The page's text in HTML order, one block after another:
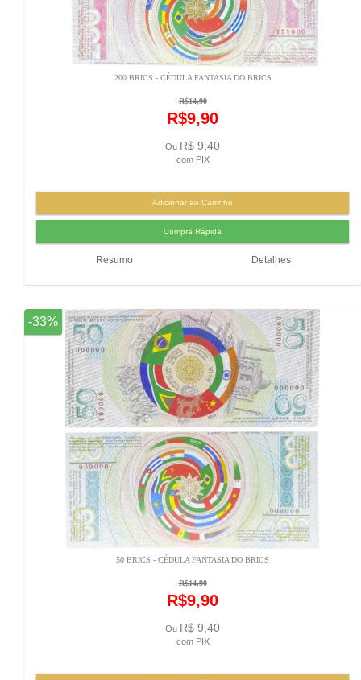
200 BRICS - CÉDULA FANTASIA DO BRICS
R$14,90
R$9,90
Ou R$ 9,40
com PIX
Resumo Detalhes
-33%
50 BRICS - CÉDULA FANTASIA DO BRICS
R$14,90
R$9,90
Ou R$ 9,40
com PIX